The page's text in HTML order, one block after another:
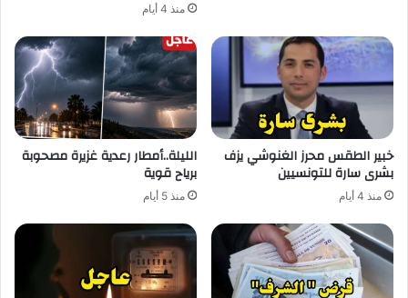
منذ 4 أيام
خبير الطقس محرز الغنوشي يزف
بشرى سارة للتونسيين
منذ 4 أيام
الليلة..أمطار رعدية غزيرة مصحوبة
برياح قوية
منذ 5 أيام